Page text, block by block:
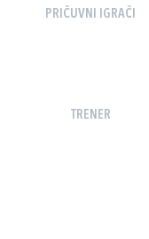
PRIČUVNI IGRAČI
TRENER